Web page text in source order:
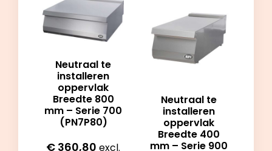
Neutraal te
installeren
oppervlak
Breedte 800
mm – Serie 700
(PN7P80)
€ 360,80 excl.
Neutraal te
installeren
oppervlak
Breedte 400
mm – Serie 900